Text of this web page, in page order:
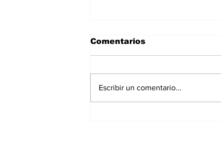
Comentarios
Escribir un comentario...